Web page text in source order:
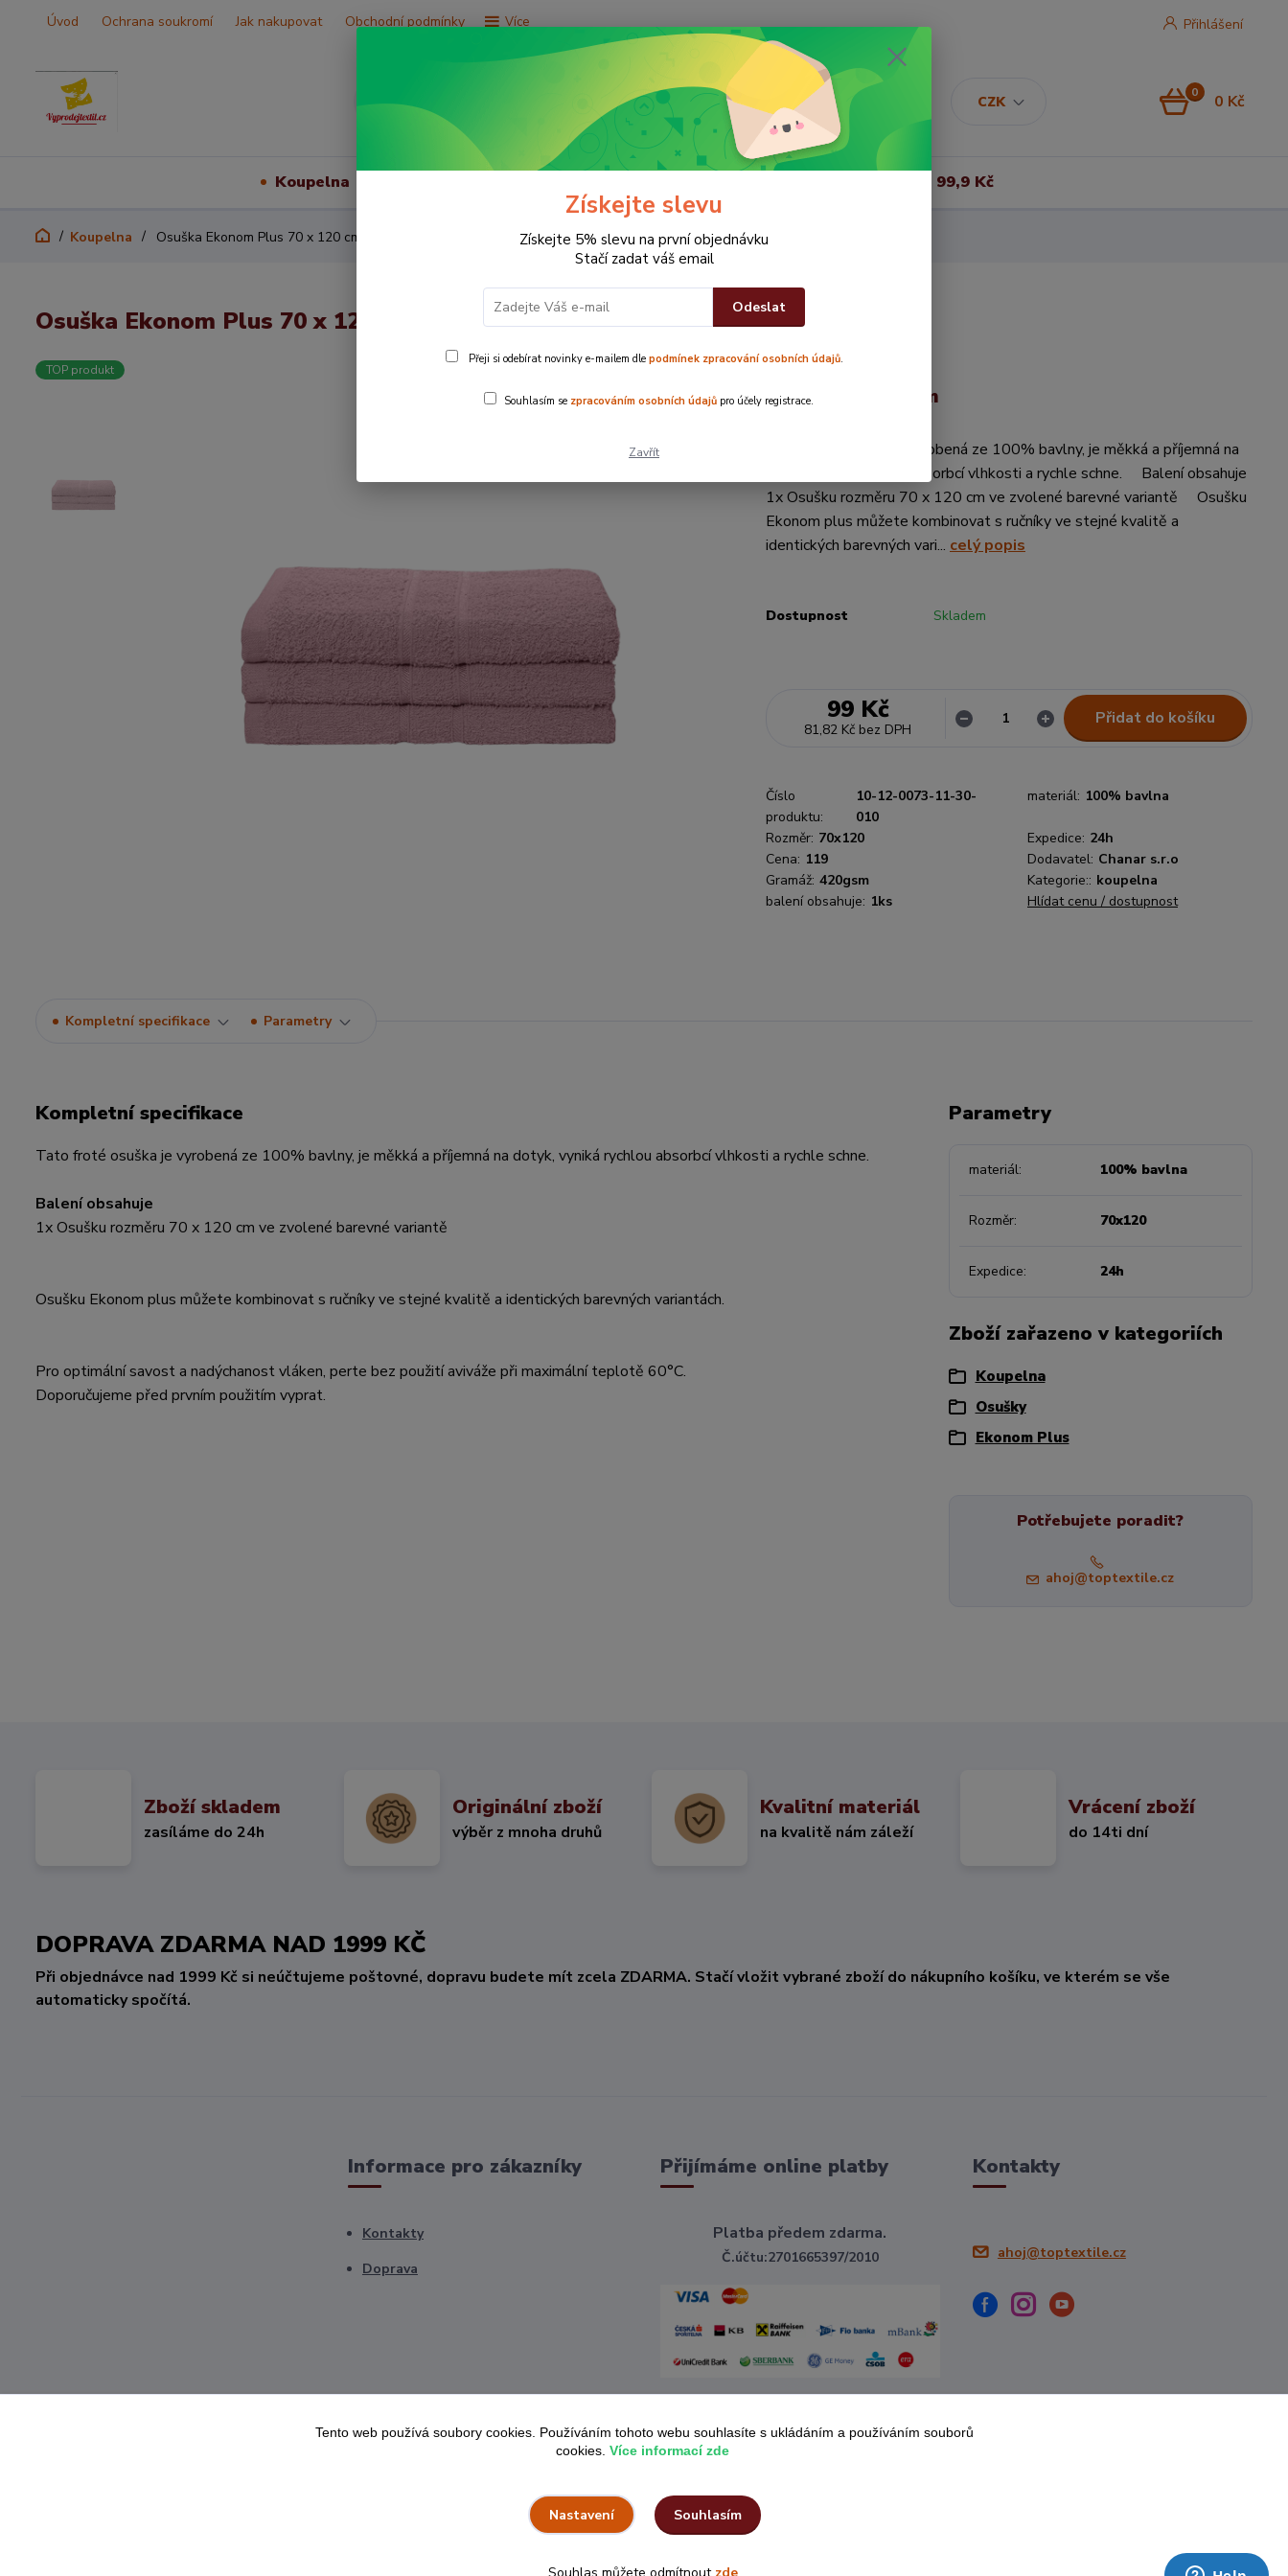
Úvod Ochrana soukromí Jak nakupovat Obchodní podmínky Více
CZK
Přihlášení
0 0 Kč
Koupelna Vše za 99,9 Kč
Koupelna Osuška Ekonom Plus 70 x 120 cm růžová
Osuška Ekonom Plus 70 x 120 cm růžová
TOP produkt
rozměr 70x120 cm
Tato froté osuška je vyrobená ze 100% bavlny, je měkká a příjemná na
dotyk, vyniká rychlou absorbcí vlhkosti a rychle schne. Balení obsahuje
1x Osušku rozměru 70 x 120 cm ve zvolené barevné variantě Osušku
Ekonom plus můžete kombinovat s ručníky ve stejné kvalitě a
identických barevných vari... celý popis
Dostupnost Skladem
99 Kč
81,82 Kč bez DPH
Přidat do košíku
Číslo
produktu:
10-12-0073-11-30-
010
materiál: 100% bavlna
Rozměr: 70x120 Expedice: 24h
Cena: 119 Dodavatel: Chanar s.r.o
Gramáž: 420gsm Kategorie:: koupelna
balení obsahuje: 1ks Hlídat cenu / dostupnost
Kompletní specifikace Parametry
Kompletní specifikace
Tato froté osuška je vyrobená ze 100% bavlny, je měkká a příjemná na dotyk, vyniká rychlou absorbcí vlhkosti a rychle schne.
Balení obsahuje
1x Osušku rozměru 70 x 120 cm ve zvolené barevné variantě
Osušku Ekonom plus můžete kombinovat s ručníky ve stejné kvalitě a identických barevných variantách.
Pro optimální savost a nadýchanost vláken, perte bez použití aviváže při maximální teplotě 60°C.
Doporučujeme před prvním použitím vyprat.
Parametry
materiál 100% bavlna
Rozměr 70x120
Expedice 24h
Zboží zařazeno v kategoriích
Koupelna
Osušky
Ekonom Plus
Potřebujete poradit?
ahoj@toptextile.cz
Zboží skladem
zasíláme do 24h
Originální zboží
výběr z mnoha druhů
Kvalitní materiál
na kvalitě nám záleží
Vrácení zboží
do 14ti dní
DOPRAVA ZDARMA NAD 1999 KČ
Při objednávce nad 1999 Kč si neúčtujeme poštovné, dopravu budete mít zcela ZDARMA. Stačí vložit vybrané zboží do nákupního košíku, ve kterém se vše
automaticky spočítá.
Informace pro zákazníky
Kontakty
Doprava
Přijímáme online platby
Platba předem zdarma.
Č.účtu:2701665397/2010
Kontakty
ahoj@toptextile.cz
Eshop-rychle.cz
Získejte slevu
Získejte 5% slevu na první objednávku
Stačí zadat váš email
Odeslat
Přeji si odebírat novinky e-mailem dle podmínek zpracování osobních údajů.
Souhlasím se zpracováním osobních údajů pro účely registrace.
Zavřít
Tento web používá soubory cookies. Používáním tohoto webu souhlasíte s ukládáním a používáním souborů
cookies. Více informací zde
Nastavení Souhlasím